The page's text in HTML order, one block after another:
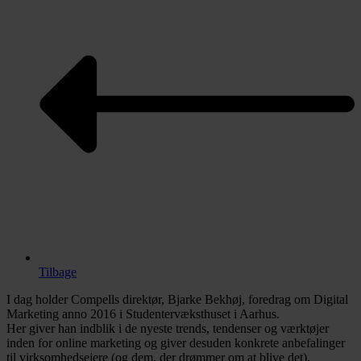
Tilbage
I dag holder Compells direktør, Bjarke Bekhøj, foredrag om Digital
Marketing anno 2016 i Studentervæksthuset i Aarhus.
Her giver han indblik i de nyeste trends, tendenser og værktøjer
inden for online marketing og giver desuden konkrete anbefalinger
til virksomhedsejere (og dem, der drømmer om at blive det).